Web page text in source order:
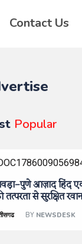
Contact Us
Popular
आज़ाद हिंद
तत्परता से सुरक्षित
BY NEWSDESK